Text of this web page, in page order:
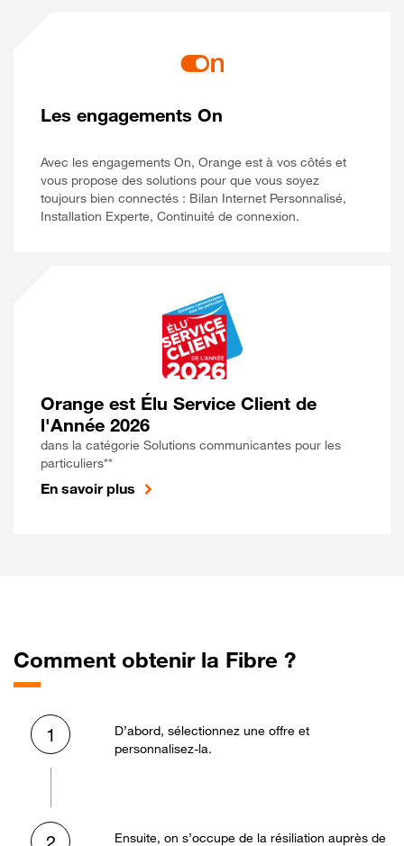
Les engagements On
Avec les engagements On, Orange est à vos côtés et
vous propose des solutions pour que vous soyez
toujours bien connectés : Bilan Internet Personnalisé,
Installation Experte, Continuité de connexion.
Orange est Élu Service Client de
l'Année 2026
dans la catégorie Solutions communicantes pour les
particuliers**
En savoir plus
Comment obtenir la Fibre ?
1
D’abord, sélectionnez une offre et
personnalisez-la.
Ensuite, on s’occupe de la résiliation auprès de